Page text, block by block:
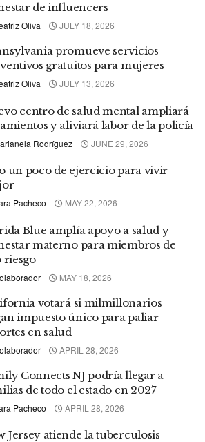
de influencers
Oliva JULY 18, 2026
promueve servicios
gratuitos para mujeres
Oliva JULY 13, 2026
centro de salud mental ampliará
y aliviará labor de la policía
Rodríguez JUNE 29, 2026
un poco de ejercicio para vivir
Pacheco MAY 22, 2026
Blue amplía apoyo a salud y
materno para miembros de
riesgo
MAY 18, 2026
votará si milmillonarios
impuesto único para paliar
en salud
APRIL 28, 2026
Connects NJ podría llegar a
de todo el estado en 2027
Pacheco APRIL 28, 2026
Jersey atiende la tuberculosis